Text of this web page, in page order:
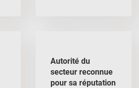
Autorité du
secteur reconnue
pour sa réputation